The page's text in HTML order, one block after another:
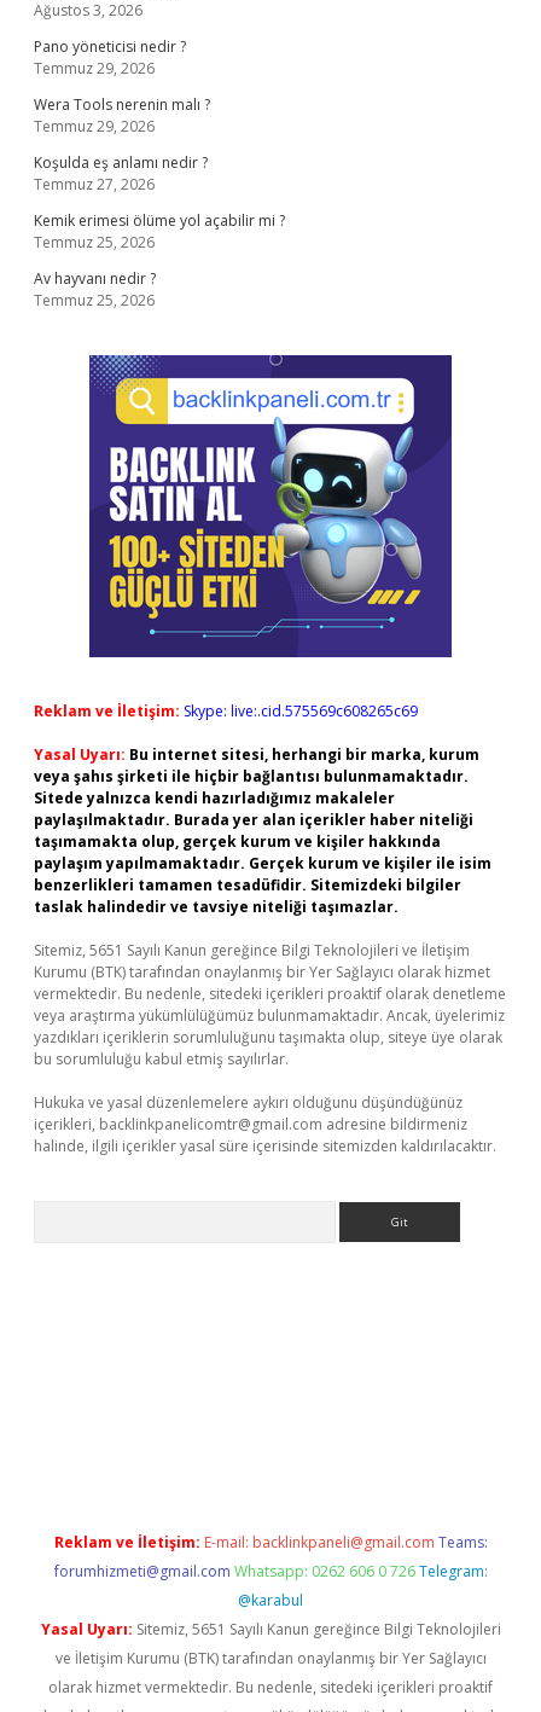
Ağustos 3, 2026
Pano yöneticisi nedir ?
Temmuz 29, 2026
Wera Tools nerenin malı ?
Temmuz 29, 2026
Koşulda eş anlamı nedir ?
Temmuz 27, 2026
Kemik erimesi ölüme yol açabilir mi ?
Temmuz 25, 2026
Av hayvanı nedir ?
Temmuz 25, 2026
Reklam ve İletişim: Skype: live:.cid.575569c608265c69
Yasal Uyarı: Bu internet sitesi, herhangi bir marka, kurum
veya şahıs şirketi ile hiçbir bağlantısı bulunmamaktadır.
Sitede yalnızca kendi hazırladığımız makaleler
paylaşılmaktadır. Burada yer alan içerikler haber niteliği
taşımamakta olup, gerçek kurum ve kişiler hakkında
paylaşım yapılmamaktadır. Gerçek kurum ve kişiler ile isim
benzerlikleri tamamen tesadüfidir. Sitemizdeki bilgiler
taslak halindedir ve tavsiye niteliği taşımazlar.
Sitemiz, 5651 Sayılı Kanun gereğince Bilgi Teknolojileri ve İletişim
Kurumu (BTK) tarafından onaylanmış bir Yer Sağlayıcı olarak hizmet
vermektedir. Bu nedenle, sitedeki içerikleri proaktif olarak denetleme
veya araştırma yükümlülüğümüz bulunmamaktadır. Ancak, üyelerimiz
yazdıkları içeriklerin sorumluluğunu taşımakta olup, siteye üye olarak
bu sorumluluğu kabul etmiş sayılırlar.
Hukuka ve yasal düzenlemelere aykırı olduğunu düşündüğünüz
içerikleri, backlinkpanelicomtr@gmail.com adresine bildirmeniz
halinde, ilgili içerikler yasal süre içerisinde sitemizden kaldırılacaktır.
Reklam ve İletişim: E-mail: backlinkpaneli@gmail.com Teams:
forumhizmeti@gmail.com Whatsapp: 0262 606 0 726 Telegram:
@karabul
Yasal Uyarı: Sitemiz, 5651 Sayılı Kanun gereğince Bilgi Teknolojileri
ve İletişim Kurumu (BTK) tarafından onaylanmış bir Yer Sağlayıcı
olarak hizmet vermektedir. Bu nedenle, sitedeki içerikleri proaktif